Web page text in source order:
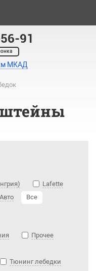
91
МКАД
Lafette
Все
Прочее
Тюнинг лебедки